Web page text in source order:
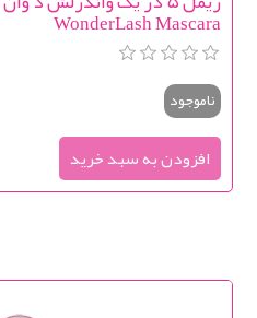
WonderLash Mascara
ناموجود